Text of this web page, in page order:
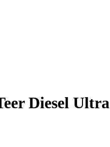
Diesel Ultra